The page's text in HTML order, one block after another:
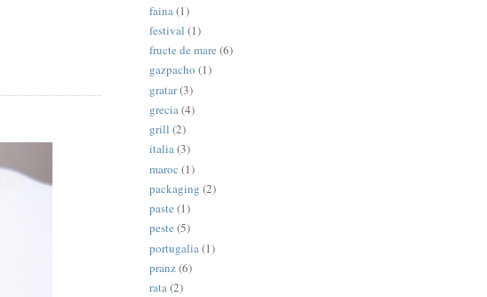
faina (1)
festival (1)
fructe de mare (6)
gazpacho (1)
gratar(3)
grecia(4)
grill (2)
italia(3)
maroc (1)
packaging (2)
paste (1)
peste (5)
portugalia (1)
pranz(6)
rata(2)